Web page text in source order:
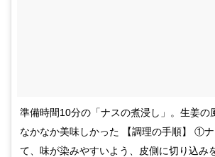
準備時間10分の「ナスの煮浸し」。生姜の
なかなか美味しかった 【調理の手順】 ①
て、味が染みやすいよう、皮側に切り込み